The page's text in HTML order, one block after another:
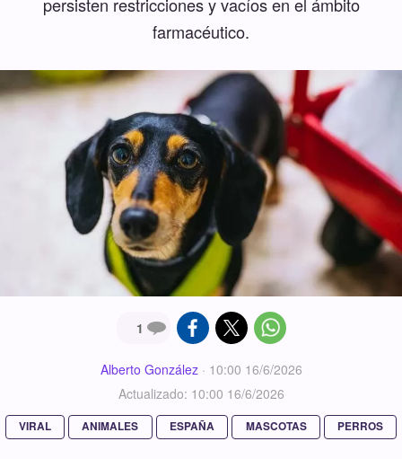
farmacéutico.
1
Alberto González· 10:00 16/6/2026
Actualizado: 10:00 16/6/2026
VIRAL ANIMALES ESPAÑA MASCOTAS PERROS